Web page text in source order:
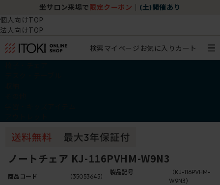
坐サロン来場で 限定クーポン (土)開催あり
個人向けTOP
法人向けTOP
検索マイページ お気に入り カート
ノートチェア KJ-116PVHM-W9N3
商品コード （35053645）
製品記号
（KJ-116PVHM-
W9N3）